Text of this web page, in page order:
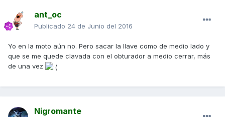
ant_oc
Publicado 24 de Junio del 2016
Yo en la moto aún no. Pero sacar la llave como de medio lado y
que se me quede clavada con el obturador a medio cerrar, más
de una vez
Nigromante